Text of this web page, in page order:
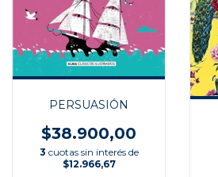
PERSUASIÓN
$38.900,00
3 cuotas sin interés de
$12.966,67